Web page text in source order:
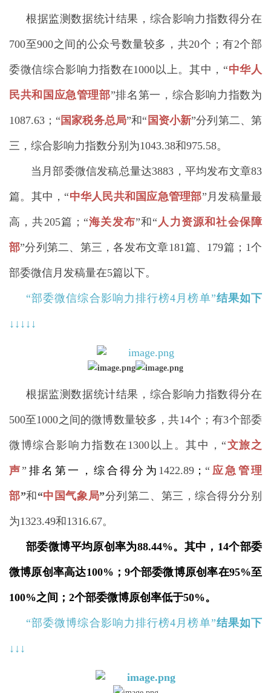
根据监测数据统计结果，综合影响力指数得分在
700至900之间的公众号数量较多，共20个；有2个部
委微信综合影响力指数在1000以上。其中，“中华人
民共和国应急管理部”排名第一，综合影响力指数为
1087.63； “国家税务总局”和“ 国资小新”分列第二、第
三，综合影响力指数分别为1043.38和975.58。
当月部委微信发稿总量达3883，平均发布文章83
篇。其中，“中华人民共和国应急管理部”月发稿量最
高，共205篇；“海关发布”和“人力资源和社会保障
部”分列第二、第三，各发布文章181篇、179篇；1个
部委微信月发稿量在5篇以下。
“部委微信综合影响力排行榜4月榜单”结果如下
↓↓ ↓ ↓↓
根据监测数据统计结果，综合影响力指数得分在
500至1000之间的微博数量较多，共14个；有3个部委
微博综合影响力指数在1300以上。其中，“文旅之
声” 排名第一，综合得分为 1422.89 ； “ 应急管理
部”和 “中国气象局”分列第二、第三，综合得分分别
为1323.49和1316.67。
部委微博平均原创率为88.44%。其中，14个部委
微博原创率高达100%；9个部委微博原创率在95%至
100%之间；2个部委微博原创率低于50%。
“部委微博综合影响力排行榜4月榜单”结果如下
↓↓ ↓